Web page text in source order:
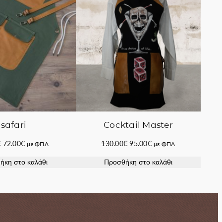
safari
Original
was:
72.00€Η
τιμή
με ΦΠΑ
στο καλάθι
Cocktail Master
130.00€ Original
was:
95.00€Η
τιμή
με ΦΠΑ
Προσθήκη στο καλάθι